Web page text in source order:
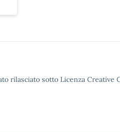
rilasciato sotto Licenza Creative